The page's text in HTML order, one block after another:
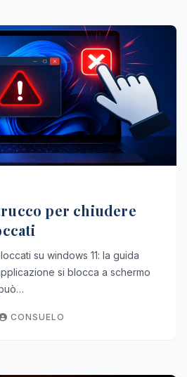
per chiudere
su windows 11: la guida
si blocca a schermo
CONSUELO